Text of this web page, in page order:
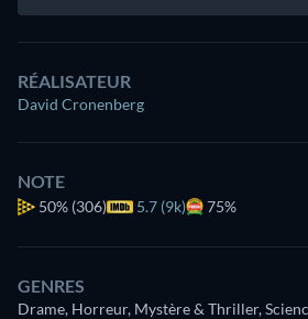
RÉALISATEUR
David Cronenberg
NOTE
50% (306) 5.7 (9k) 75%
GENRES
Drame, Horreur, Mystère & Thriller,